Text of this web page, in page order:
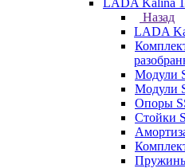
LADA Kalina 1
Назад
LADA
Модули
Модули
Опоры
Стойки
Пружины